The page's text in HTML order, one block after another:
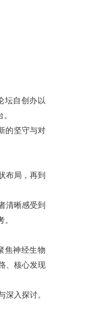
坛自创办以
的坚守与对
布局，再到
清晰感受到
焦神经生物
、核心发现
入探讨。